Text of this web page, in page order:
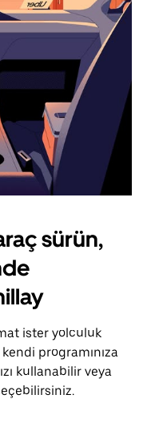
sürün,
ister yolculuk
programınıza
kullanabilir veya